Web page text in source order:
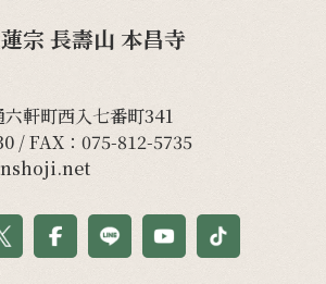
宗 長壽山 本昌寺
軒町西入七番町341
/ FAX：075-812-5735